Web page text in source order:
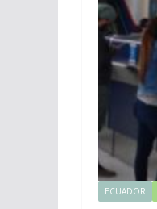
ECUADOR